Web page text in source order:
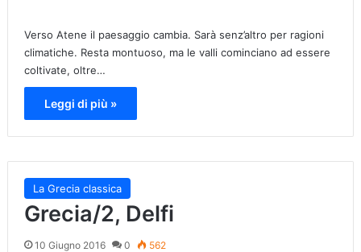
Verso Atene il paesaggio cambia. Sarà senz’altro per ragioni
climatiche. Resta montuoso, ma le valli cominciano ad essere
coltivate, oltre…
Leggi di più »
La Grecia classica
Grecia/2, Delfi
10 Giugno 2016 0 562